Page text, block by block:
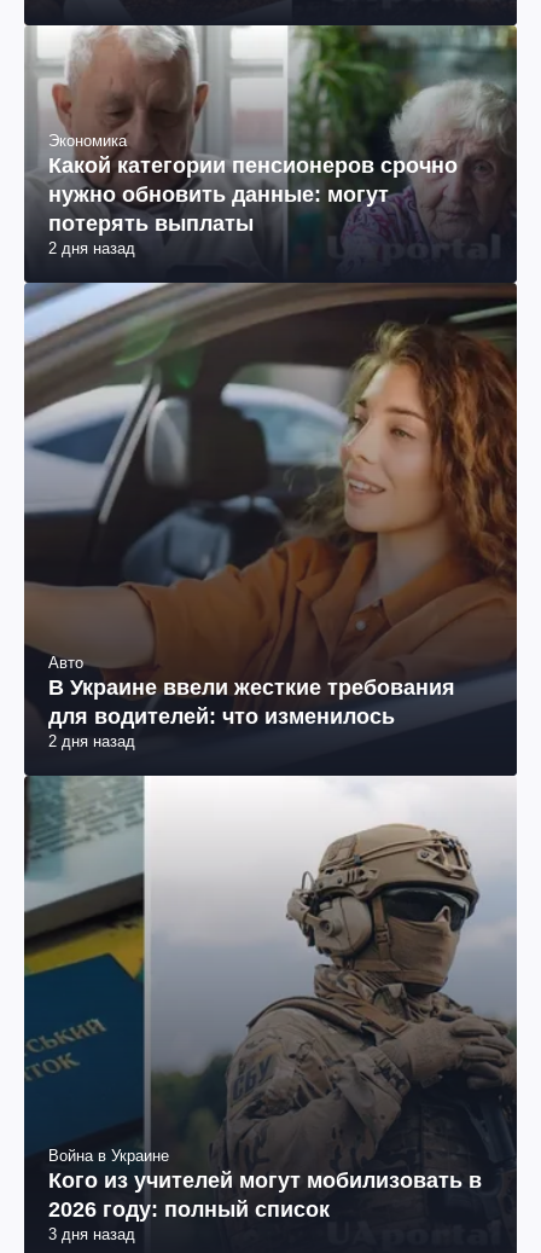
Экономика
Какой категории пенсионеров срочно
нужно обновить данные: могут
потерять выплаты
2 дня назад
Авто
В Украине ввели жесткие требования
для водителей: что изменилось
2 дня назад
Война в Украине
Кого из учителей могут мобилизовать в
2026 году: полный список
3 дня назад